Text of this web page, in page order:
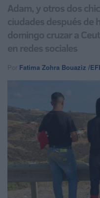
Adam, y otros dos
ciudades después de
domingo cruzar a
en redes sociales
Por Fatima Zohra Bouaziz /